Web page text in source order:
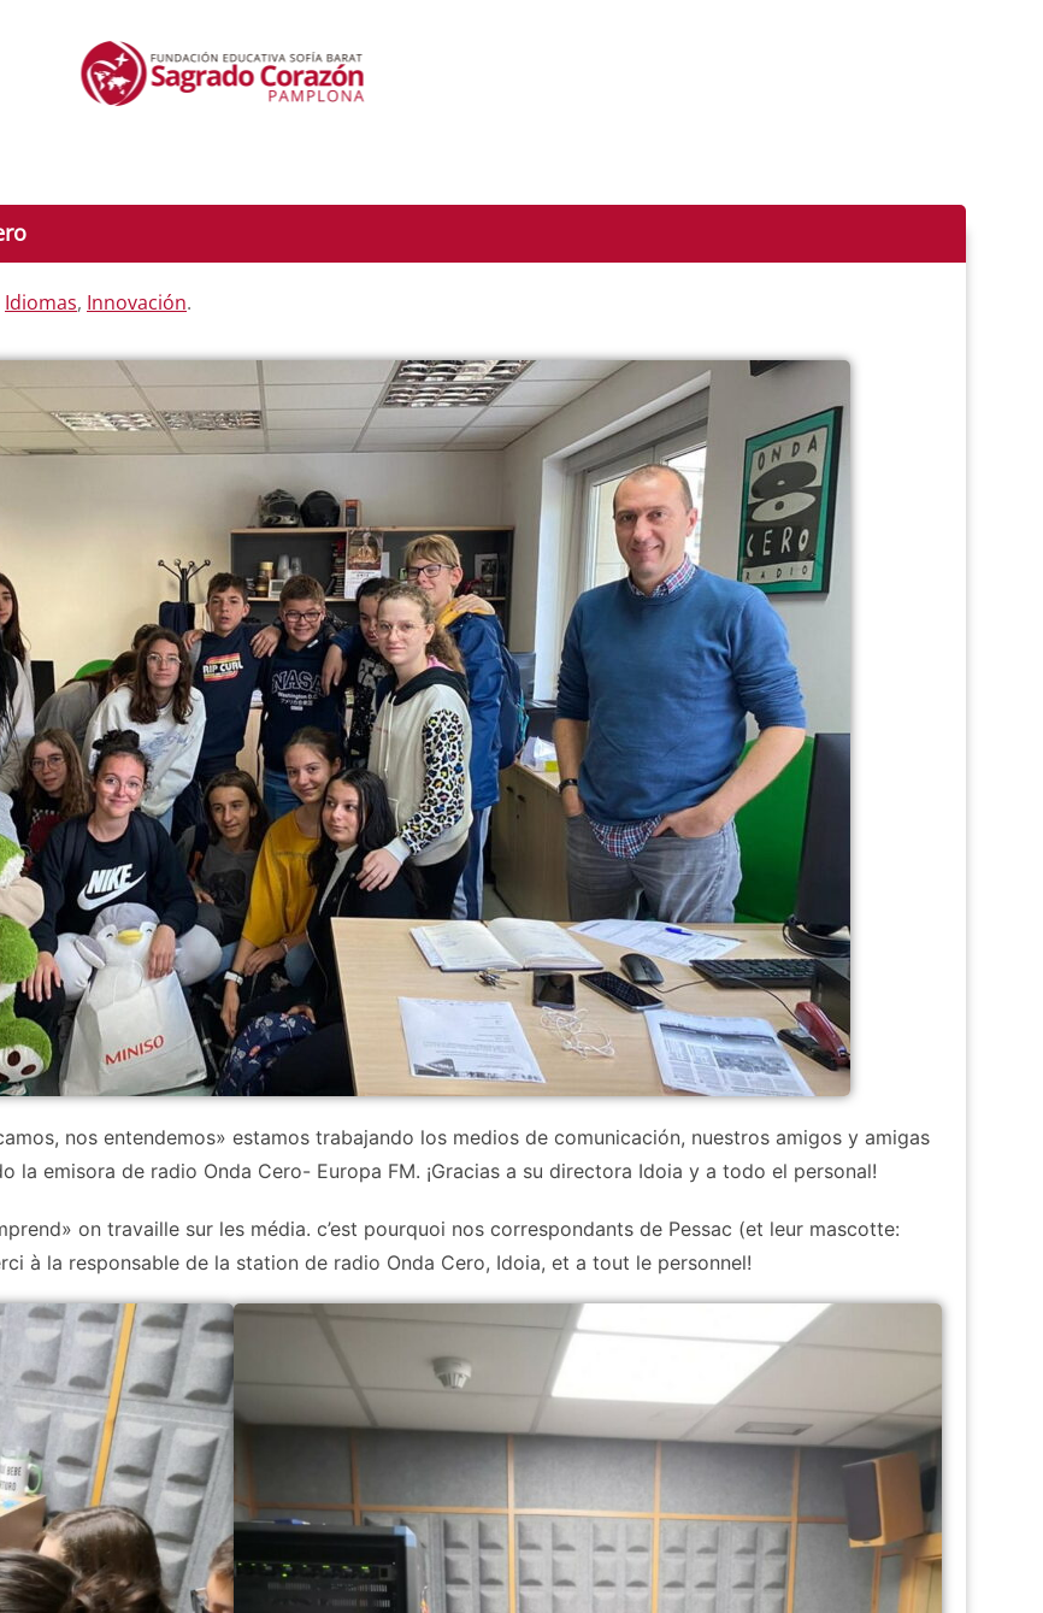
Idiomas, Innovación.
nos entendemos» estamos trabajando los medios de comunicación, nuestros amigos y amigas
la emisora de radio Onda Cero- Europa FM. ¡Gracias a su directora Idoia y a todo el personal!
on travaille sur les média. c’est pourquoi nos correspondants de Pessac (et leur mascotte:
à la responsable de la station de radio Onda Cero, Idoia, et a tout le personnel!